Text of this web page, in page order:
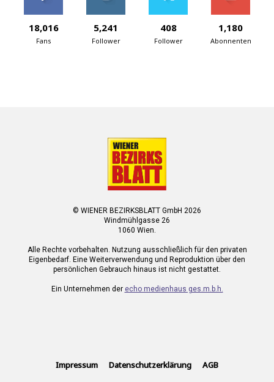
18,016
Fans
5,241
Follower
408
Follower
1,180
Abonnenten
© WIENER BEZIRKSBLATT GmbH 2026
Windmühlgasse 26
1060 Wien.
Alle Rechte vorbehalten. Nutzung ausschließlich für den privaten
Eigenbedarf. Eine Weiterverwendung und Reproduktion über den
persönlichen Gebrauch hinaus ist nicht gestattet.
Ein Unternehmen der echo medienhaus ges.m.b.h.
Impressum Datenschutzerklärung AGB